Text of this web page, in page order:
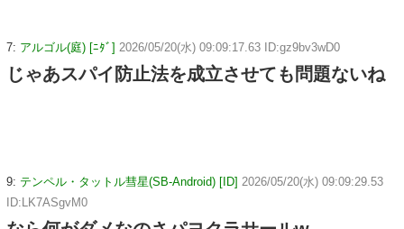
7: アルゴル(庭) [ﾆﾀﾞ] 2026/05/20(水) 09:09:17.63 ID:gz9bv3wD0
じゃあスパイ防止法を成立させても問題ないね
9: テンペル・タットル彗星(SB-Android) [ID] 2026/05/20(水) 09:09:29.53
ID:LK7ASgvM0